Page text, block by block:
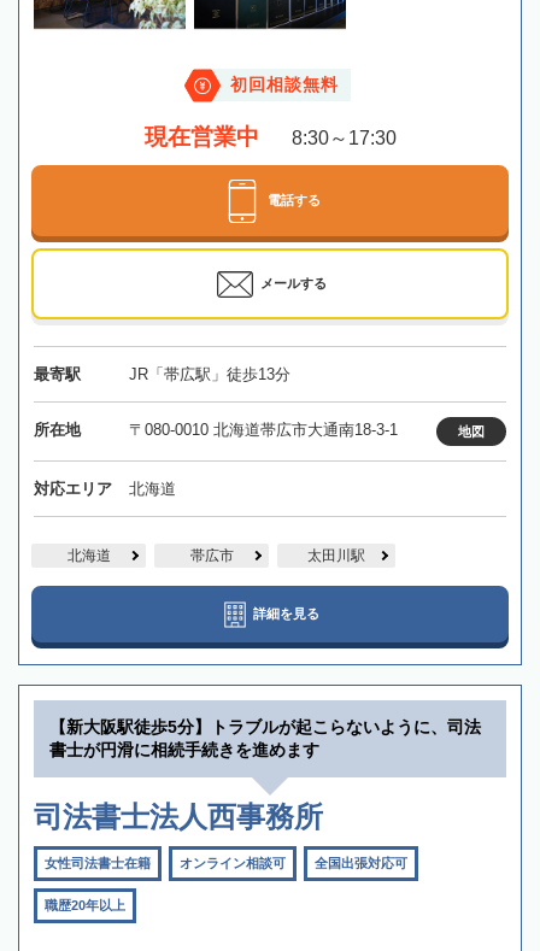
初回相談無料
現在営業中 8:30～17:30
電話する
メールする
最寄駅 JR「帯広駅」徒歩13分
所在地 〒080-0010 北海道帯広市大通南18-3-1 地図
対応エリア 北海道
北海道 帯広市 太田川駅
詳細を見る
【新大阪駅徒歩5分】トラブルが起こらないように、司法
書士が円滑に相続手続きを進めます
司法書士法人西事務所
女性司法書士在籍 オンライン相談可 全国出張対応可
職歴20年以上